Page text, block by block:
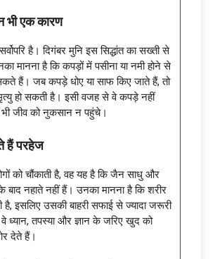
भी एक कारण
है। दिगंबर मुनि इस सिद्धांत का सख्ती से
मानना है कि कपड़ों में पसीना या नमी होने से
सकते हैं। जब कपड़े धोए या साफ किए जाते हैं, तो
हो सकती है। इसी वजह से वे कपड़े नहीं
भी जीव को नुकसान न पहुंचे।
हैं परहेज
को चौंकाती है, वह यह है कि जैन साधु और
के बाद नहाते नहीं हैं। उनका मानना है कि शरीर
इसलिए उसकी बाहरी सफाई से ज्यादा जरूरी
ध्यान, तपस्या और ज्ञान के जरिए खुद को
देते हैं।